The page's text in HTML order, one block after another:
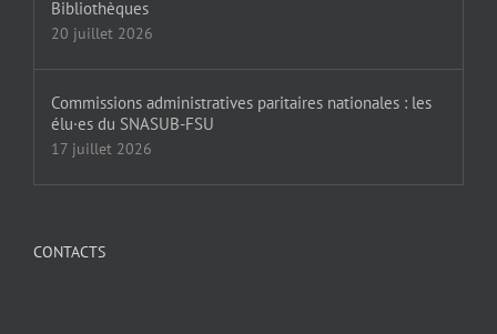
Bibliothèques
20 juillet 2026
Commissions administratives paritaires nationales : les
élu·es du SNASUB-FSU
17 juillet 2026
CONTACTS